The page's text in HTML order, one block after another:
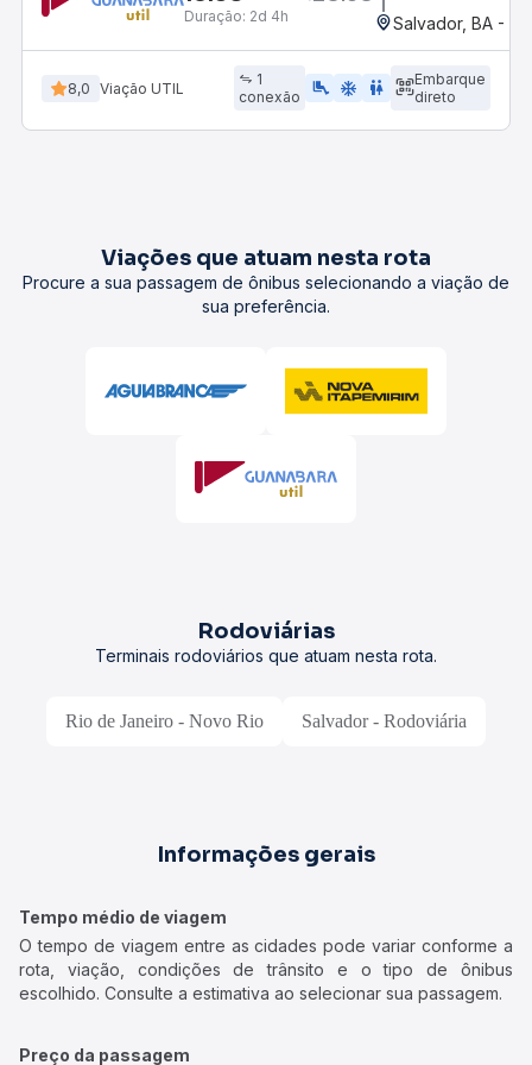
Duração: 2d 4h Salvador, BA -
8,0 Viação UTIL
1
conexão
airline_seat_legroom_extra ac_unit WC
Embarque
direto
Viações que atuam nesta rota
Procure a sua passagem de ônibus selecionando a viação de
sua preferência.
Rodoviárias
Terminais rodoviários que atuam nesta rota.
Rio de Janeiro - Novo Rio Salvador - Rodoviária
Informações gerais
Tempo médio de viagem
O tempo de viagem entre as cidades pode variar conforme a
rota, viação, condições de trânsito e o tipo de ônibus
escolhido. Consulte a estimativa ao selecionar sua passagem.
Preço da passagem